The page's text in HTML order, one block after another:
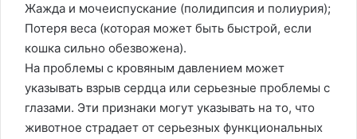
Жажда и мочеиспускание (полидипсия и полиурия);
Потеря веса (которая может быть быстрой, если
кошка сильно обезвожена).
На проблемы с кровяным давлением может
указывать взрыв сердца или серьезные проблемы с
глазами. Эти признаки могут указывать на то, что
животное страдает от серьезных функциональных